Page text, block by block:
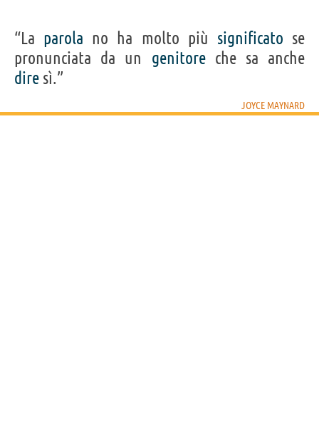
“La parola no ha molto più significato se
pronunciata da un genitoreche sa anche
dire sì.”
JOYCE MAYNARD